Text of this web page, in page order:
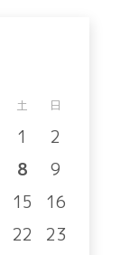
土 日
1
2
8
9
15
16
22
23